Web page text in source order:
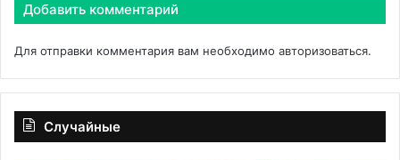
Добавить комментарий
Для отправки комментария вам необходимо авторизоваться.
Случайные